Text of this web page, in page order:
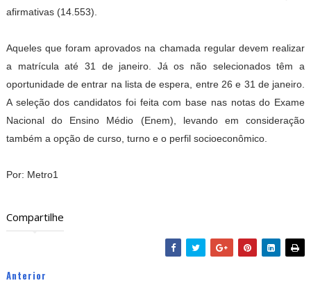
afirmativas (14.553).
Aqueles que foram aprovados na chamada regular devem realizar
a matrícula até 31 de janeiro. Já os não selecionados têm a
oportunidade de entrar na lista de espera, entre 26 e 31 de janeiro.
A seleção dos candidatos foi feita com base nas notas do Exame
Nacional do Ensino Médio (Enem), levando em consideração
também a opção de curso, turno e o perfil socioeconômico.
Por: Metro1
Compartilhe
Anterior